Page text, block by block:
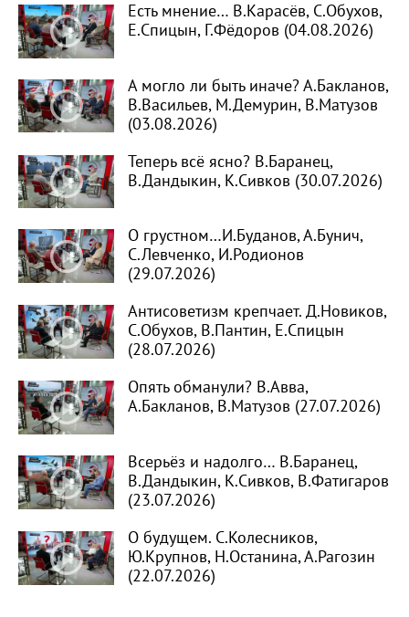
Есть мнение… В.Карасёв, С.Обухов,
Е.Спицын, Г.Фёдоров (04.08.2026)
А могло ли быть иначе? А.Бакланов,
В.Васильев, М.Демурин, В.Матузов
(03.08.2026)
Теперь всё ясно? В.Баранец,
В.Дандыкин, К.Сивков (30.07.2026)
О грустном…И.Буданов, А.Бунич,
С.Левченко, И.Родионов
(29.07.2026)
Антисоветизм крепчает. Д.Новиков,
С.Обухов, В.Пантин, Е.Спицын
(28.07.2026)
Опять обманули? В.Авва,
А.Бакланов, В.Матузов (27.07.2026)
Всерьёз и надолго… В.Баранец,
В.Дандыкин, К.Сивков, В.Фатигаров
(23.07.2026)
О будущем. С.Колесников,
Ю.Крупнов, Н.Останина, А.Рагозин
(22.07.2026)